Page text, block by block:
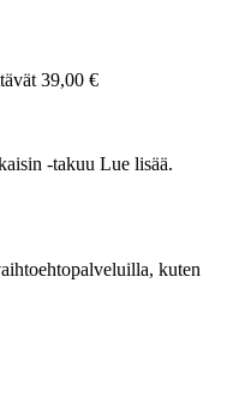
39,00 €
-takuu Lue lisää.
kuten